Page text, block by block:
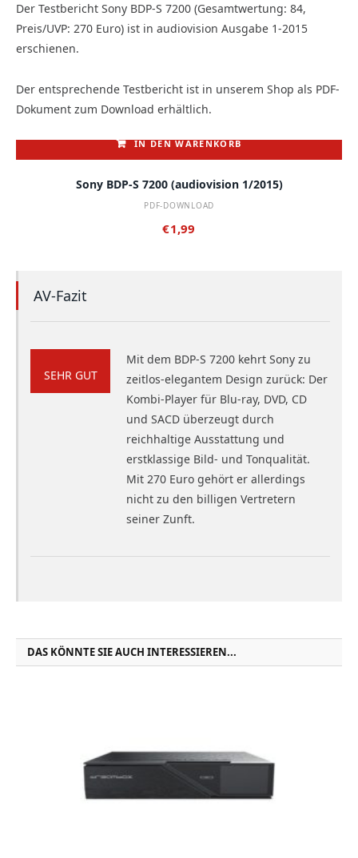
Der Testbericht Sony BDP-S 7200 (Gesamtwertung: 84,
Preis/UVP: 270 Euro) ist in audiovision Ausgabe 1-2015
erschienen.
Der entsprechende Testbericht ist in unserem Shop als PDF-
Dokument zum Download erhältlich.
IN DEN WARENKORB
Sony BDP-S 7200 (audiovision 1/2015)
PDF-DOWNLOAD
€1,99
AV-Fazit
SEHR GUT
Mit dem BDP-S 7200 kehrt Sony zu
zeitlos-elegantem Design zurück: Der
Kombi-Player für Blu-ray, DVD, CD
und SACD überzeugt durch
reichhaltige Ausstattung und
erstklassige Bild- und Tonqualität.
Mit 270 Euro gehört er allerdings
nicht zu den billigen Vertretern
seiner Zunft.
DAS KÖNNTE SIE AUCH INTERESSIEREN...